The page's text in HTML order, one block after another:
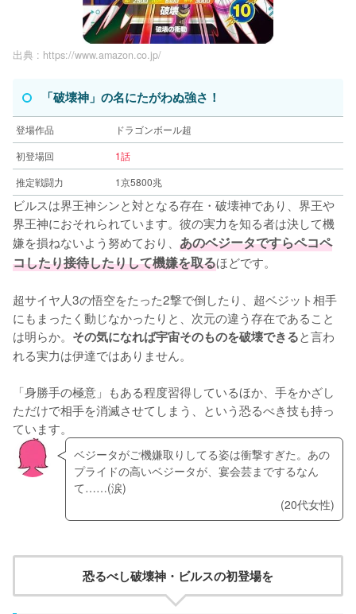
出典 : https://www.amazon.co.jp/
「破壊神」の名にたがわぬ強さ！
登場作品
ドラゴンボール超
初登場回
1話
推定戦闘力
1京5800兆
ビルスは界王神シンと対となる存在・破壊神であり、界王や
界王神におそれられています。彼の実力を知る者は決して機
嫌を損ねないよう努めており、 あのベジータですらペコペ
コしたり接待したりして機嫌を取るほどです。
超サイヤ人3の悟空をたった2撃で倒したり、超ベジット相手
にもまったく動じなかったりと、次元の違う存在であること
は明らか。 その気になれば宇宙そのものを破壊できると言わ
れる実力は伊達ではありません。
「身勝手の極意」もある程度習得しているほか、手をかざし
ただけで相手を消滅させてしまう、という恐るべき技も持っ
ています。
ベジータがご機嫌取りしてる姿は衝撃すぎた。あの
プライドの高いベジータが、宴会芸までするなん
て……(涙)
(20代女性)
恐るべし破壊神・ビルスの初登場を